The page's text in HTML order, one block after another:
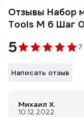
Отзывы Набор
Tools М 6 Шаг
5
Написать отзыв
Михаил Х.
10.12.2022